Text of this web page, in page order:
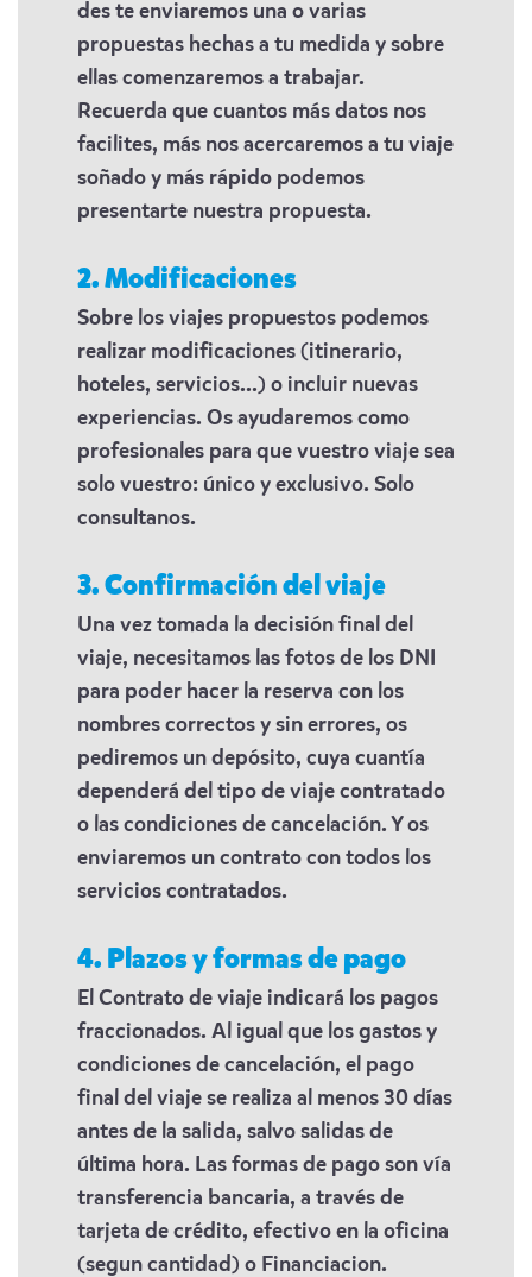
des te enviaremos una o varias
propuestas hechas a tu medida y sobre
ellas comenzaremos a trabajar.
Recuerda que cuantos más datos nos
facilites, más nos acercaremos a tu viaje
soñado y más rápido podemos
presentarte nuestra propuesta.
2. Modificaciones
Sobre los viajes propuestos podemos
realizar modificaciones (itinerario,
hoteles, servicios...) o incluir nuevas
experiencias. Os ayudaremos como
profesionales para que vuestro viaje sea
solo vuestro: único y exclusivo. Solo
consultanos.
3. Confirmación del viaje
Una vez tomada la decisión final del
viaje, necesitamos las fotos de los DNI
para poder hacer la reserva con los
nombres correctos y sin errores, os
pediremos un depósito, cuya cuantía
dependerá del tipo de viaje contratado
o las condiciones de cancelación. Y os
enviaremos un contrato con todos los
servicios contratados.
4. Plazos y formas de pago
El Contrato de viaje indicará los pagos
fraccionados. Al igual que los gastos y
condiciones de cancelación, el pago
final del viaje se realiza al menos 30 días
antes de la salida, salvo salidas de
última hora. Las formas de pago son vía
transferencia bancaria, a través de
tarjeta de crédito, efectivo en la oficina
(segun cantidad) o Financiacion.